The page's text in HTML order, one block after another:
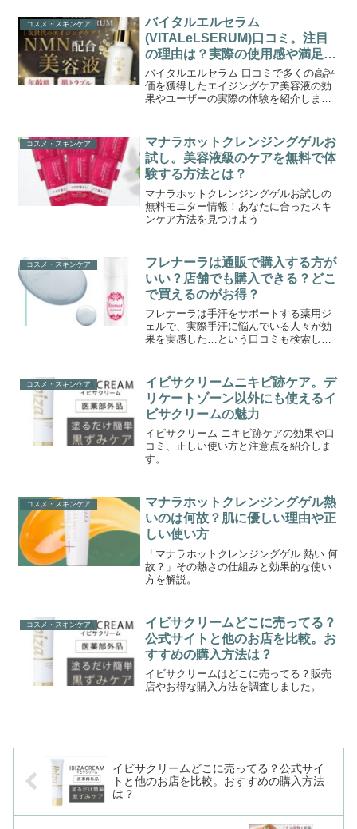
コスメ・スキンケア
バイタルエルセラム
(VITALeLSERUM)口コミ。注目
の理由は？実際の使用感や満足度
など
バイタルエルセラム 口コミで多くの高評
価を獲得したエイジングケア美容液の効
果やユーザーの実際の体験を紹介しま
コスメ・スキンケア
マナラホットクレンジングゲルお
試し。美容液級のケアを無料で体
験する方法とは？
マナラホットクレンジングゲルお試しの
無料モニター情報！あなたに合ったスキ
ンケア方法を見つけよう
コスメ・スキンケア
フレナーラは通販で購入する方が
いい？店舗でも購入できる？どこ
で買えるのがお得？
フレナーラは手汗をサポートする薬用ジ
ェルで、実際手汗に悩んでいる人々が効
果を実感した…という口コミも検索した
ドラッグストア等で探したけど見つから
なかった。そんな経験、な...
コスメ・スキンケア
イビサクリームニキビ跡ケア。デ
リケートゾーン以外にも使えるイ
ビサクリームの魅力
イビサクリーム ニキビ跡ケアの効果や口
コミ、正しい使い方と注意点を紹介しま
す。
コスメ・スキンケア
マナラホットクレンジングゲル熱
いのは何故？肌に優しい理由や正
しい使い方
「マナラホットクレンジングゲル 熱い 何
故？」その熱さの仕組みと効果的な使い
方を解説。
コスメ・スキンケア
イビサクリームどこに売ってる？
公式サイトと他のお店を比較。お
すすめの購入方法は？
イビサクリームはどこに売ってる？販売
店やお得な購入方法を調査しました。
イビサクリームどこに売ってる？公式サイ
トと他のお店を比較。おすすめの購入方法
は？